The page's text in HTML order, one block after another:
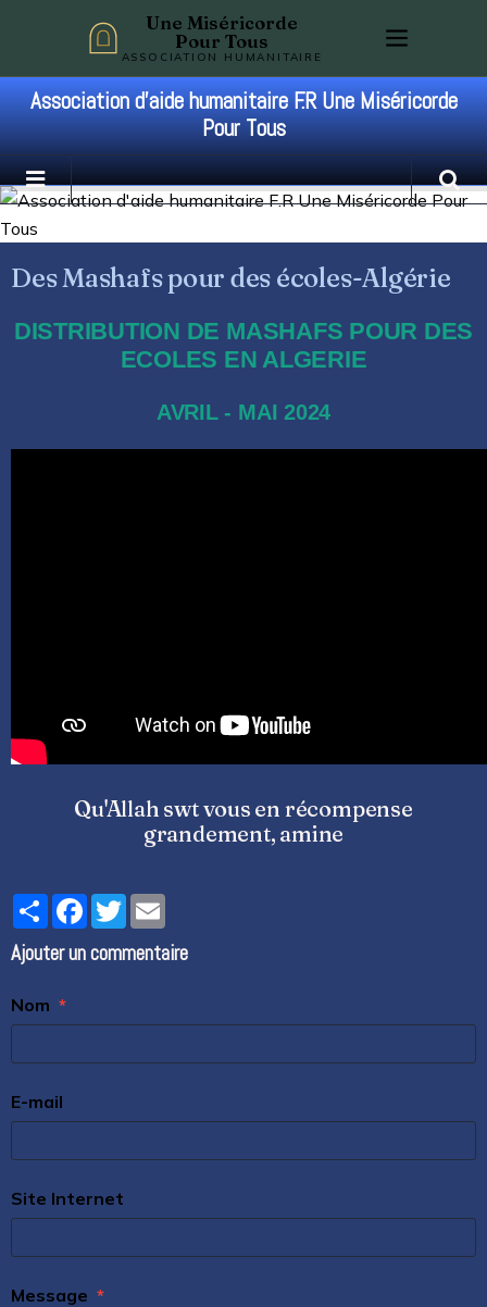
Une Miséricorde
Pour Tous
ASSOCIATION HUMANITAIRE
Association d'aide humanitaire F.R Une Miséricorde
Pour Tous
Des Mashafs pour des écoles-Algérie
DISTRIBUTION DE MASHAFS POUR DES
ECOLES EN ALGERIE
AVRIL - MAI 2024
Qu'Allah swt vous en récompense
grandement, amine
PartagerFacebook
Twitter
Ajouter un commentaire
Nom
E-mail
Site Internet
Message